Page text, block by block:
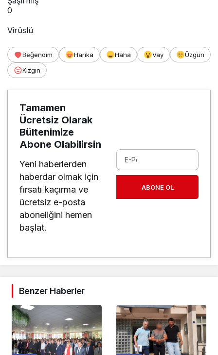
0
Virüslü
Beğendim Harika Haha Vay
Üzgün
Kızgın
Tamamen
Ücretsiz Olarak
Bültenimize
Abone Olabilirsin
Yeni haberlerden
haberdar olmak için
fırsatı kaçırma ve
ücretsiz e-posta
aboneliğini hemen
başlat.
ABONE OL
Benzer Haberler